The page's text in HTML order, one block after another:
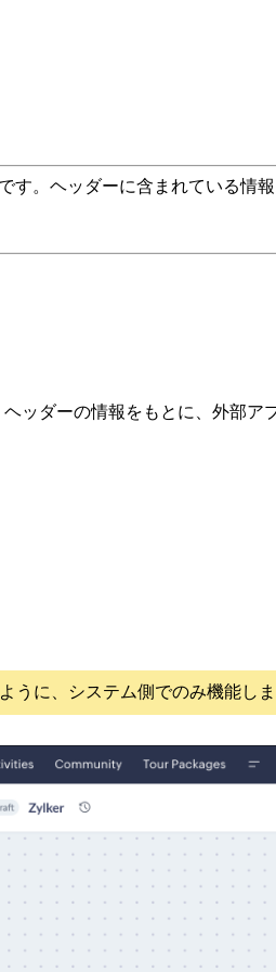
。ヘッダーに含まれている情
ッダーの情報をもとに、外部
うに、システム側でのみ機能し